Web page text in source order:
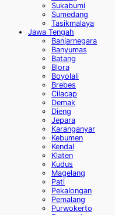
Sukabumi
Sumedang
Tasikmalaya
Jawa Tengah
Banjarnegara
Banyumas
Batang
Blora
Boyolali
Brebes
Cilacap
Demak
Dieng
Jepara
Karanganyar
Kebumen
Kendal
Klaten
Kudus
Magelang
Pati
Pekalongan
Pemalang
Purwokerto